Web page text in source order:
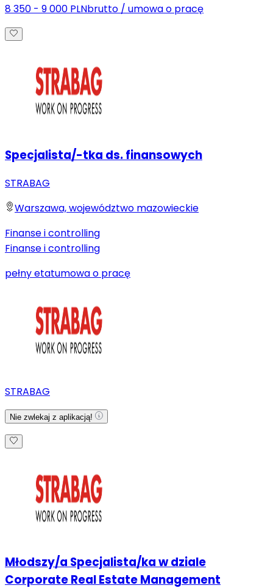
8 350 - 9 000 PLNbrutto / umowa o pracę
Specjalista/-tka ds. finansowych
STRABAG
Warszawa, województwo mazowieckie
Finanse i controlling
Finanse i controlling
pełny etatumowa o pracę
STRABAG
Nie zwlekaj z aplikacją!
Młodszy/a Specjalista/ka w dziale
Corporate Real Estate Management